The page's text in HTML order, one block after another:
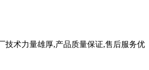
技术力量雄厚,产品质量保证,售后服务优